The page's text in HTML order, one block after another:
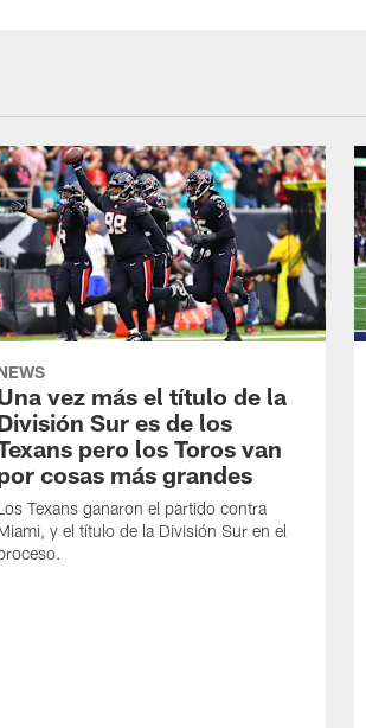
vez más el título de la
Sur es de los
pero los Toros van
cosas más grandes
Texans ganaron el partido contra
y el título de la División Sur en el